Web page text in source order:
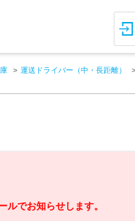
運送ドライバー（中・長距離）
ルでお知らせします。